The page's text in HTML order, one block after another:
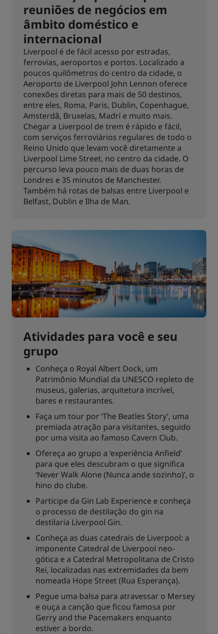
reuniões de negócios em
âmbito doméstico e
internacional
Liverpool é de fácil acesso por estradas,
ferrovias, aeroportos e portos. Localizado a
poucos quilômetros do centro da cidade, o
Aeroporto de Liverpool John Lennon oferece
conexões diretas para mais de 50 destinos,
entre eles, Roma, Paris, Dublin, Copenhague,
Amsterdã, Bruxelas, Madri e muito mais.
Chegar a Liverpool de trem é rápido e fácil,
com serviços ferroviários regulares de todo o
Reino Unido que levam você diretamente a
Liverpool Lime Street, no centro da cidade. O
percurso leva pouco mais de duas horas de
Londres e 35 minutos de Manchester.
Também há rotas de balsas entre Liverpool e
Belfast, Dublin e Ilha de Man.
Atividades para você e seu
grupo
Conheça o Royal Albert Dock, um
Patrimônio Mundial da UNESCO repleto de
museus, galerias, arquitetura incrível,
bares e restaurantes.
Faça um tour por ‘The Beatles Story’, uma
premiada atração para visitantes, seguido
por uma visita ao famoso Cavern Club.
Ofereça ao grupo a ‘experiência Anfield’
para que eles descubram o que significa
‘Never Walk Alone (Nunca ande sozinho)’, o
hino do clube.
Participe da Gin Lab Experience e conheça
o processo de destilação do gin na
destilaria Liverpool Gin.
Conheça as duas catedrais de Liverpool: a
imponente Catedral de Liverpool neo-
gótica e a Catedral Metropolitana de Cristo
Rei, localizadas nas extremidades da bem
nomeada Hope Street (Rua Esperança).
Pegue uma balsa para atravessar o Mersey
e ouça a canção que ficou famosa por
Gerry and the Pacemakers enquanto
estiver a bordo.